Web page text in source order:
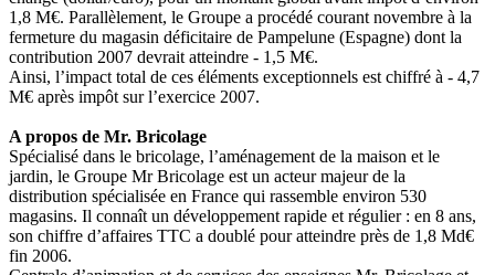
1,8 M€. Parallèlement, le Groupe a procédé courant novembre à la
fermeture du magasin déficitaire de Pampelune (Espagne) dont la
contribution 2007 devrait atteindre - 1,5 M€.
Ainsi, l’impact total de ces éléments exceptionnels est chiffré à - 4,7
M€ après impôt sur l’exercice 2007.
A propos de Mr. Bricolage
Spécialisé dans le bricolage, l’aménagement de la maison et le
jardin, le Groupe Mr Bricolage est un acteur majeur de la
distribution spécialisée en France qui rassemble environ 530
magasins. Il connaît un développement rapide et régulier : en 8 ans,
son chiffre d’affaires TTC a doublé pour atteindre près de 1,8 Md€
fin 2006.